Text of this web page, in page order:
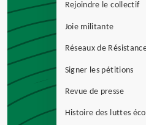
Rejoindre le collectif
Joie militante
Réseaux de
Signer les pétitions
Revue de presse
Histoire des luttes